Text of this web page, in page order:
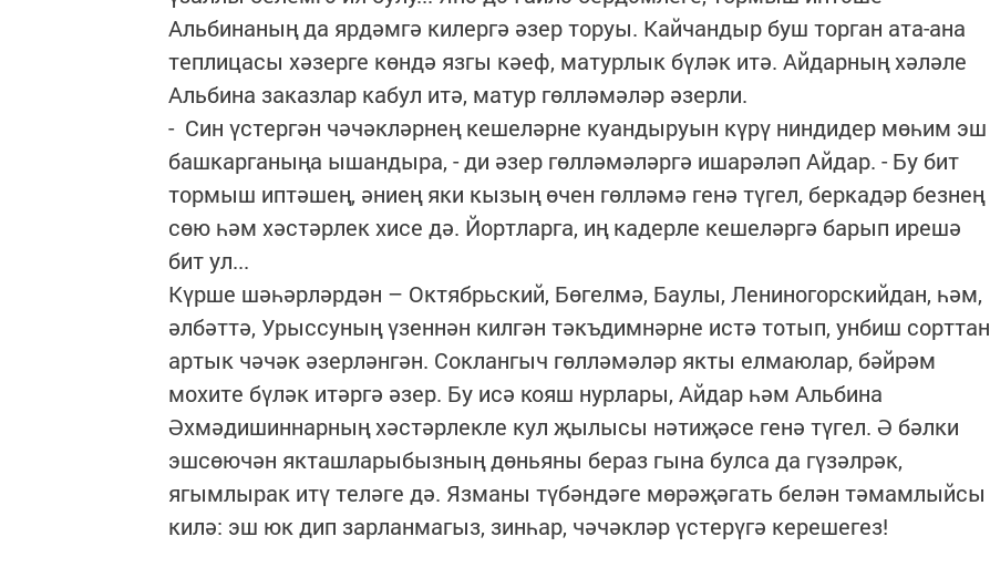
Альбинаның да ярдәмгә килергә әзер торуы. Кайчандыр буш торган ата-ана
теплицасы хәзерге көндә язгы кәеф, матурлык бүләк итә. Айдарның хәләле
Альбина заказлар кабул итә, матур гөлләмәләр әзерли.
- Син үстергән чәчәкләрнең кешеләрне куандыруын күрү ниндидер мөһим эш
башкарганыңа ышандыра, - ди әзер гөлләмәләргә ишарәләп Айдар. - Бу бит
тормыш иптәшең, әниең яки кызың өчен гөлләмә генә түгел, беркадәр безнең
сөю һәм хәстәрлек хисе дә. Йортларга, иң кадерле кешеләргә барып ирешә
бит ул...
Күрше шәһәрләрдән – Октябрьский, Бөгелмә, Баулы, Лениногорскийдан, һәм,
әлбәттә, Урыссуның үзеннән килгән тәкъдимнәрне истә тотып, унбиш сорттан
артык чәчәк әзерләнгән. Соклангыч гөлләмәләр якты елмаюлар, бәйрәм
мохите бүләк итәргә әзер. Бу исә кояш нурлары, Айдар һәм Альбина
Әхмәдишиннарның хәстәрлекле кул җылысы нәтиҗәсе генә түгел. Ә бәлки
эшсөючән якташларыбызның дөньяны бераз гына булса да гүзәлрәк,
ягымлырак итү теләге дә. Язманы түбәндәге мөрәҗәгать белән тәмамлыйсы
килә: эш юк дип зарланмагыз, зинһар, чәчәкләр үстерүгә керешегез!